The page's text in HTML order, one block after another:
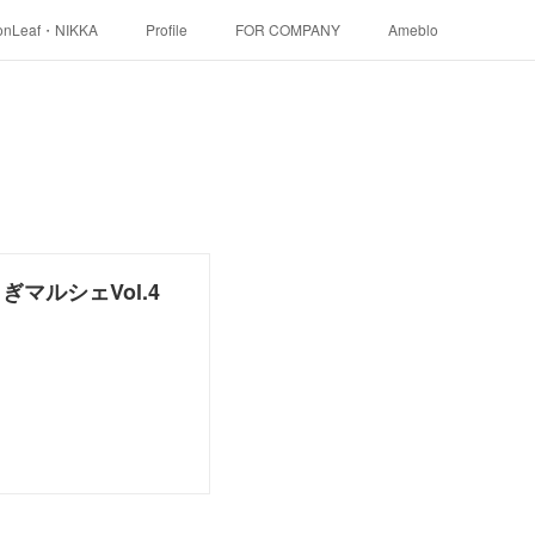
・NIKKA Profile FOR COMPANY Ameblo
マルシェVol.4